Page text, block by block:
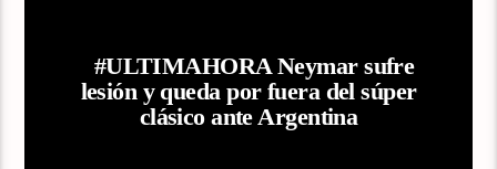
#ULTIMAHORA Neymar sufre
lesión y queda por fuera del súper
clásico ante Argentina